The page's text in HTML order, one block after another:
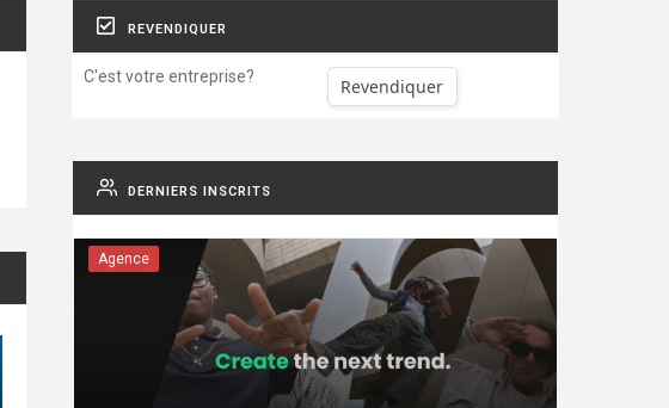
REVENDIQUER
C'est votre entreprise? Revendiquer
DERNIERS INSCRITS
Agence